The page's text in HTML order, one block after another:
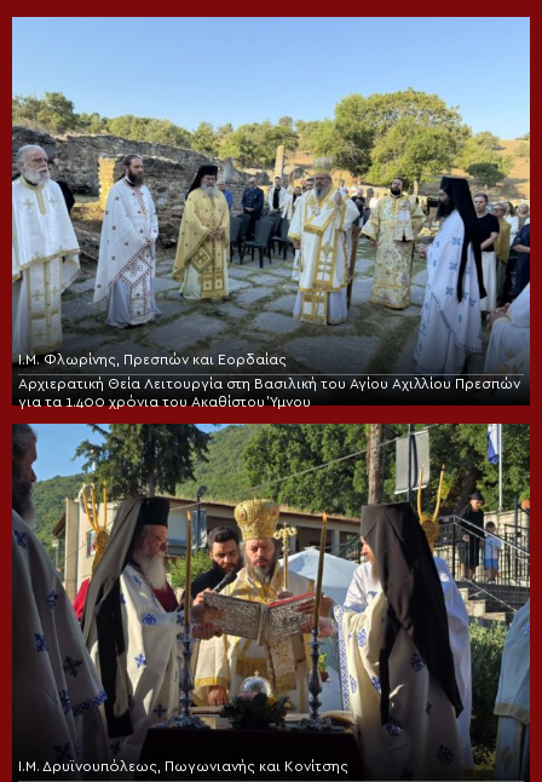
Ι.Μ. Φλωρίνης, Πρεσπών και Εορδαίας
Αρχιερατική Θεία Λειτουργία στη Βασιλική του Αγίου Αχιλλίου Πρεσπών
για τα 1.400 χρόνια του Ακαθίστου Ύμνου
Ι.Μ. Δρυϊνουπόλεως, Πωγωνιανής και Κονίτσης